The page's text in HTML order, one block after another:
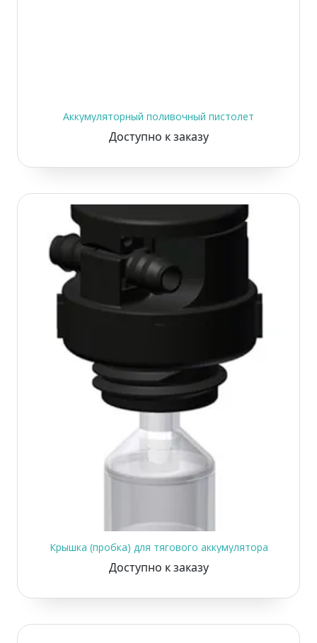
Аккумуляторный поливочный пистолет
Доступно к заказу
Крышка (пробка) для тягового аккумулятора
Доступно к заказу